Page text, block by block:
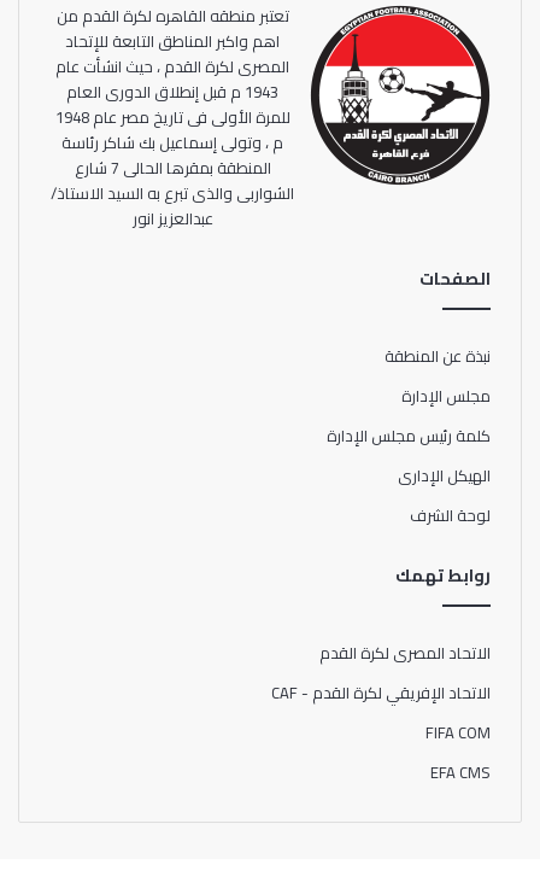
نتيجة الترقي من الثانية إلي الأولي
تعتبر منطقه القاهره لكرة القدم من
اهم واكبر المناطق التابعة للإتحاد
المصرى لكرة القدم ، حيث انشأت عام
1943 م قبل إنطلاق الدورى العام
للمرة الأولى فى تاريخ مصر عام 1948
م ، وتولى إسماعيل بك شاكر رئاسة
المنطقة بمقرها الحالى 7 شارع
الشواربى والذى تبرع به السيد الاستاذ/
عبدالعزيز انور
الصفحات
نبذة عن المنطقة
مجلس الإدارة
كلمة رئيس مجلس الإدارة
الهيكل الإدارى
لوحة الشرف
روابط تهمك
الاتحاد المصرى لكرة القدم
الاتحاد الإفريقي لكرة القدم - CAF
FIFA COM
EFA CMS